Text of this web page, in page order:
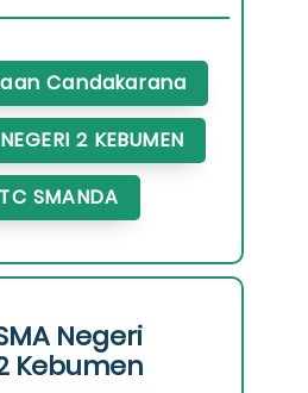
Candakarana
2 KEBUMEN
SMANDA
Negeri
Kebumen